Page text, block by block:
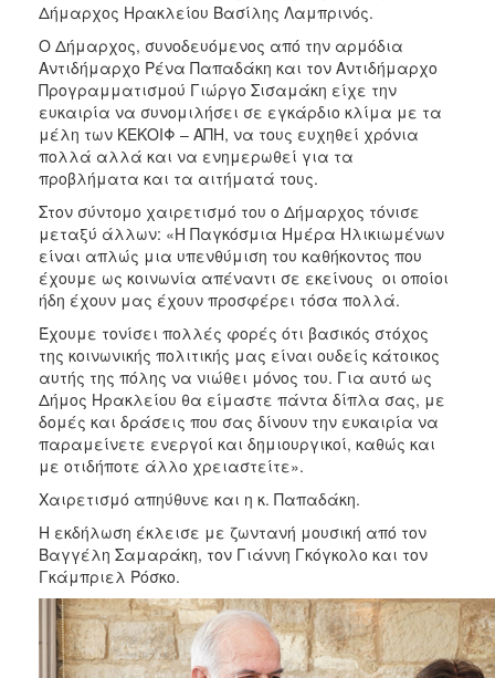
Γυναικών
Κέντρο
Κοινότητας
Κοινωνικό
Φαρμακείο
Κοινωνικό
Παντοπωλείο
Ισότητα
των
Φύλων
Υγεία
Αυτόματοι
Απινιδωτές
ΤΟΠΟΣ
ΔΗΜΟΣ
ΠΟΛΙΤΙΣΜΟΣ
Δήμαρχος Ηρακλείου Βασίλης Λαμπρινός.
Ο Δήμαρχος, συνοδευόμενος από την αρμόδια
Αντιδήμαρχο Ρένα Παπαδάκη και τον Αντιδήμαρχο
Προγραμματισμού Γιώργο Σισαμάκη είχε την
ευκαιρία να συνομιλήσει σε εγκάρδιο κλίμα με τα
μέλη των ΚΕΚΟΙΦ – ΑΠΗ, να τους ευχηθεί χρόνια
πολλά αλλά και να ενημερωθεί για τα
προβλήματα και τα αιτήματά τους.
Στον σύντομο χαιρετισμό του ο Δήμαρχος τόνισε
μεταξύ άλλων: «Η Παγκόσμια Ημέρα Ηλικιωμένων
είναι απλώς μια υπενθύμιση του καθήκοντος που
έχουμε ως κοινωνία απέναντι σε εκείνους οι οποίοι
ήδη έχουν μας έχουν προσφέρει τόσα πολλά.
Έχουμε τονίσει πολλές φορές ότι βασικός στόχος
της κοινωνικής πολιτικής μας είναι ουδείς κάτοικος
αυτής της πόλης να νιώθει μόνος του. Για αυτό ως
Δήμος Ηρακλείου θα είμαστε πάντα δίπλα σας, με
δομές και δράσεις που σας δίνουν την ευκαιρία να
παραμείνετε ενεργοί και δημιουργικοί, καθώς και
με οτιδήποτε άλλο χρειαστείτε».
Χαιρετισμό απηύθυνε και η κ. Παπαδάκη.
Η εκδήλωση έκλεισε με ζωντανή μουσική από τον
Βαγγέλη Σαμαράκη, τον Γιάννη Γκόγκολο και τον
Γκάμπριελ Ρόσκο.